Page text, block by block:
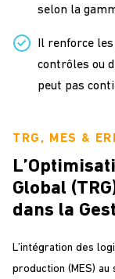
selon la
Il renforce
contrôles ou
peut pas
TRG, MES &
Global
dans la
L’intégration des
production (MES)